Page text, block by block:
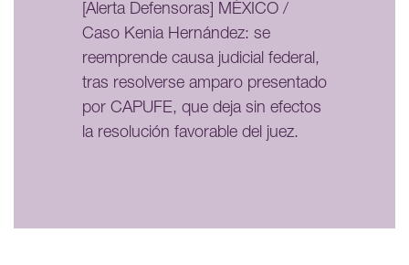
[Alerta Defensoras] MÉXICO /
Caso Kenia Hernández: se
reemprende causa judicial federal,
tras resolverse amparo presentado
por CAPUFE, que deja sin efectos
la resolución favorable del juez.